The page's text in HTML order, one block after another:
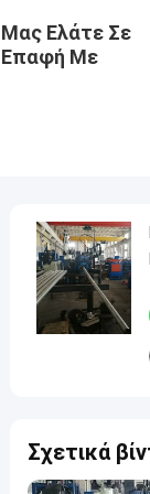
Μας Ελάτε Σε
Επαφή Με
Σχετικά